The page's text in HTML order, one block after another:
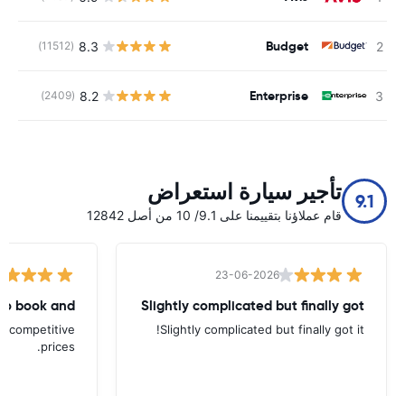
Budget
8.3
(11512)
Enterprise
8.2
(2409)
9.1 تأجير سيارة استعراض
قام عملاؤنا بتقييمنا على 9.1/ 10 من أصل 12842
23-06-2026
Slightly complicated but finally got
Slightly complicated but finally got it!
book and
competitive
prices.